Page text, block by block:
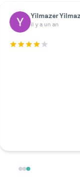
Marie Berger
y a un an